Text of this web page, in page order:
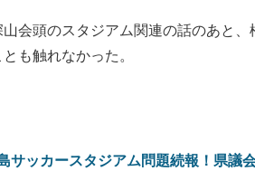
会頭のスタジアム関連の話のあと
も触れなかった。
サッカースタジアム問題続報！県議